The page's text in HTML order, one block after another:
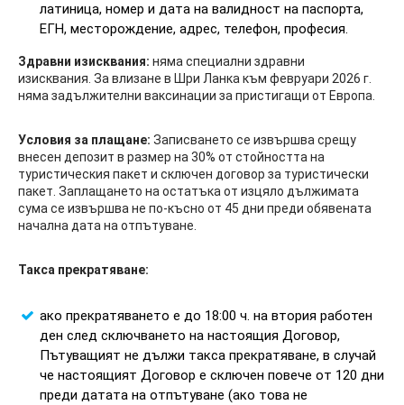
латиница, номер и дата на валидност на паспорта,
ЕГН, месторождение, адрес, телефон, професия.
Здравни изисквания: няма специални здравни
изисквания. За влизане в Шри Ланка към февруари 2026 г.
няма задължителни ваксинации за пристигащи от Европа.
Условия за плащане: Записването се извършва срещу
внесен депозит в размер на 30% от стойността на
туристическия пакет и сключен договор за туристически
пакет. Заплащането на остатъка от изцяло дължимата
сума се извършва не по-късно от 45 дни преди обявената
начална дата на отпътуване.
Такса прекратяване:
ако прекратяването е до 18:00 ч. на втория работен
ден след сключването на настоящия Договор,
Пътуващият не дължи такса прекратяване, в случай
че настоящият Договор е сключен повече от 120 дни
преди датата на отпътуване (ако това не